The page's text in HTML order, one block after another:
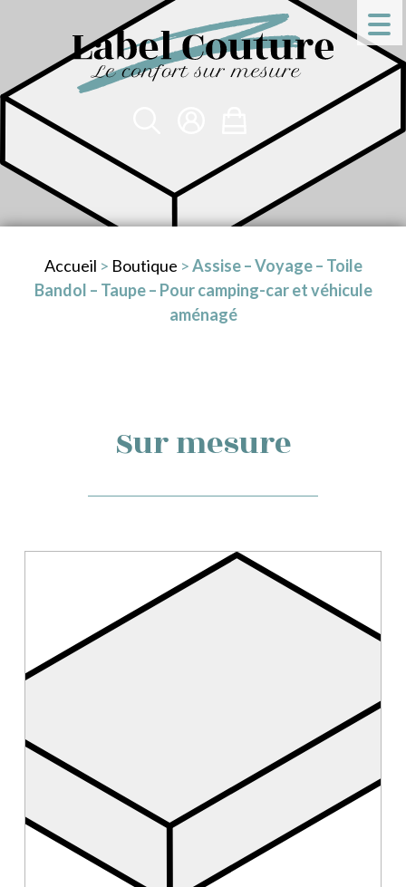
Accueil > Boutique >Assise – Voyage – Toile
Bandol – Taupe – Pour camping-car et véhicule
aménagé
Sur mesure